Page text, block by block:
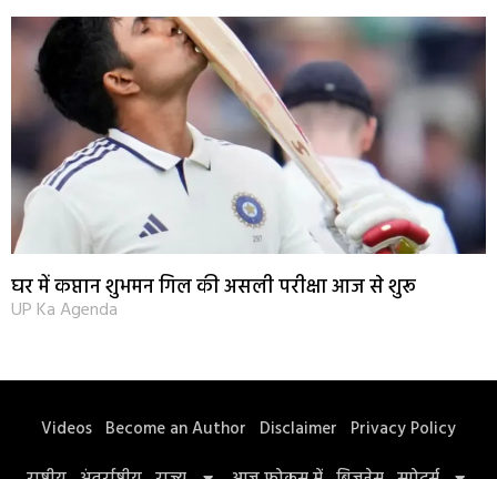
घर में कप्तान शुभमन गिल की असली परीक्षा आज से शुरू
UP Ka Agenda
Videos Become an Author Disclaimer Privacy Policy